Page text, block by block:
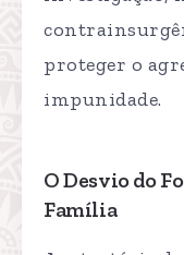
proteger o
impunidade.
O Desvio do
Família